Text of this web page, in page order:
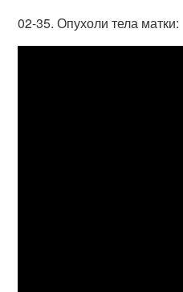
02-35. Опухоли тела матки: